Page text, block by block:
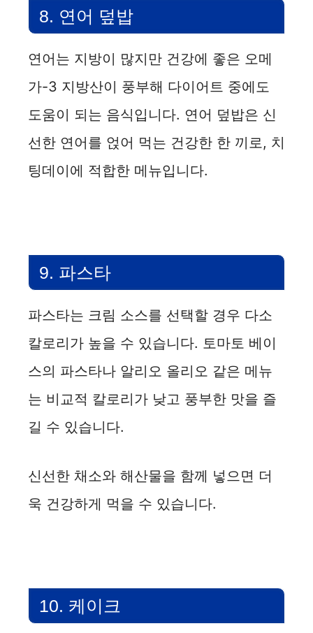
8. 연어 덮밥
연어는 지방이 많지만 건강에 좋은 오메
가-3 지방산이 풍부해 다이어트 중에도
도움이 되는 음식입니다. 연어 덮밥은 신
선한 연어를 얹어 먹는 건강한 한 끼로, 치
팅데이에 적합한 메뉴입니다.
9. 파스타
파스타는 크림 소스를 선택할 경우 다소
칼로리가 높을 수 있습니다. 토마토 베이
스의 파스타나 알리오 올리오 같은 메뉴
는 비교적 칼로리가 낮고 풍부한 맛을 즐
길 수 있습니다.
신선한 채소와 해산물을 함께 넣으면 더
욱 건강하게 먹을 수 있습니다.
10. 케이크